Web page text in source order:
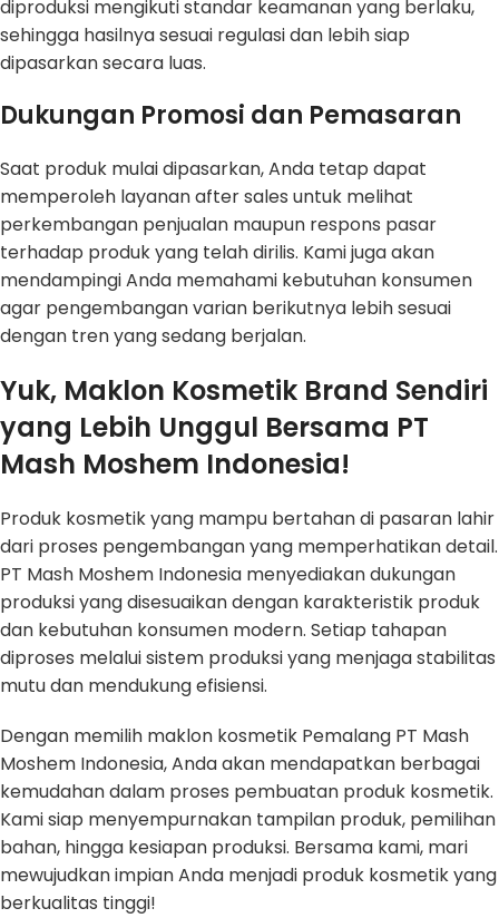
diproduksi mengikuti standar keamanan yang berlaku,
sehingga hasilnya sesuai regulasi dan lebih siap
dipasarkan secara luas.
Dukungan Promosi dan Pemasaran
Saat produk mulai dipasarkan, Anda tetap dapat
memperoleh layanan after sales untuk melihat
perkembangan penjualan maupun respons pasar
terhadap produk yang telah dirilis. Kami juga akan
mendampingi Anda memahami kebutuhan konsumen
agar pengembangan varian berikutnya lebih sesuai
dengan tren yang sedang berjalan.
Yuk, Maklon Kosmetik Brand Sendiri
yang Lebih Unggul Bersama PT
Mash Moshem Indonesia!
Produk kosmetik yang mampu bertahan di pasaran lahir
dari proses pengembangan yang memperhatikan detail.
PT Mash Moshem Indonesia menyediakan dukungan
produksi yang disesuaikan dengan karakteristik produk
dan kebutuhan konsumen modern. Setiap tahapan
diproses melalui sistem produksi yang menjaga stabilitas
mutu dan mendukung efisiensi.
Dengan memilih maklon kosmetik Pemalang PT Mash
Moshem Indonesia, Anda akan mendapatkan berbagai
kemudahan dalam proses pembuatan produk kosmetik.
Kami siap menyempurnakan tampilan produk, pemilihan
bahan, hingga kesiapan produksi. Bersama kami, mari
mewujudkan impian Anda menjadi produk kosmetik yang
berkualitas tinggi!